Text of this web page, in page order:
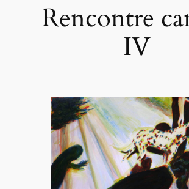
Rencontre
IV